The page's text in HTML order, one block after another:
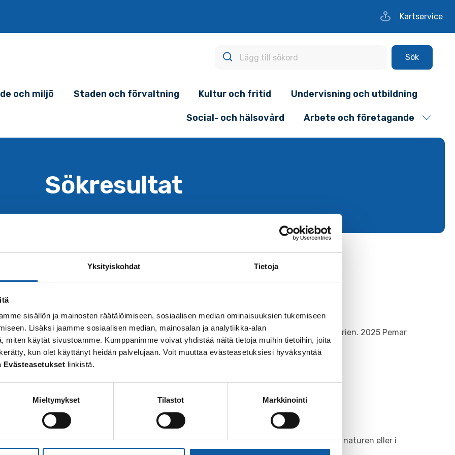
Yksityiskohdat Tietoja
sisällön ja mainosten räätälöimiseen, sosiaalisen median ominaisuuksien tukemiseen
Lisäksi jaamme sosiaalisen median, mainosalan ja analytiikka-alan
miten käytät sivustoamme. Kumppanimme voivat yhdistää näitä tietoja muihin tietoihin, joita
kun olet käyttänyt heidän palvelujaan. Voit muuttaa evästeasetuksiesi hyväksyntää
Evästeasetukset linkistä.
Mieltymykset Tilastot Markkinointi
Kartservice
Sök
och miljö Staden och förvaltning Kultur och fritid Undervisning och utbildning
Social- och hälsovård Arbete och företagande
Sökresultat
2 resultat hittades för “Alvar%252520Aalto”
Pemar
Pemar ligger i sydvästra Finland. Det blev stad 1997 men dess rötter ligger djupt i historien. 2025 Pemar
firade sitt 700 års jubileum.
Kultur och fritid
Fritiden i Pemar kan tillbringas t.ex. på högklassiga motionsplatser, på vandringsstigar i naturen eller i